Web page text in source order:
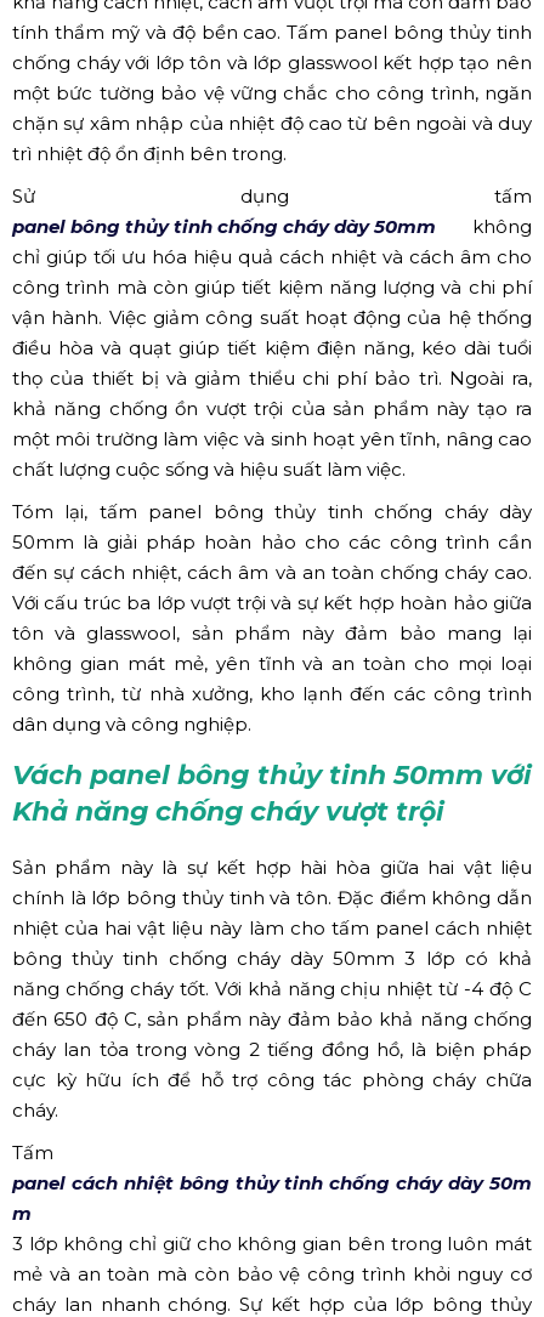
tính thẩm mỹ và độ bền cao. Tấm panel bông thủy tinh
chống cháy với lớp tôn và lớp glasswool kết hợp tạo nên
một bức tường bảo vệ vững chắc cho công trình, ngăn
chặn sự xâm nhập của nhiệt độ cao từ bên ngoài và duy
trì nhiệt độ ổn định bên trong.
Sử dụng tấm
panel bông thủy tinh chống cháy dày 50mm không
chỉ giúp tối ưu hóa hiệu quả cách nhiệt và cách âm cho
công trình mà còn giúp tiết kiệm năng lượng và chi phí
vận hành. Việc giảm công suất hoạt động của hệ thống
điều hòa và quạt giúp tiết kiệm điện năng, kéo dài tuổi
thọ của thiết bị và giảm thiểu chi phí bảo trì. Ngoài ra,
khả năng chống ồn vượt trội của sản phẩm này tạo ra
một môi trường làm việc và sinh hoạt yên tĩnh, nâng cao
chất lượng cuộc sống và hiệu suất làm việc.
Tóm lại, tấm panel bông thủy tinh chống cháy dày
50mm là giải pháp hoàn hảo cho các công trình cần
đến sự cách nhiệt, cách âm và an toàn chống cháy cao.
Với cấu trúc ba lớp vượt trội và sự kết hợp hoàn hảo giữa
tôn và glasswool, sản phẩm này đảm bảo mang lại
không gian mát mẻ, yên tĩnh và an toàn cho mọi loại
công trình, từ nhà xưởng, kho lạnh đến các công trình
dân dụng và công nghiệp.
Vách panel bông thủy tinh 50mm với
Khả năng chống cháy vượt trội
Sản phẩm này là sự kết hợp hài hòa giữa hai vật liệu
chính là lớp bông thủy tinh và tôn. Đặc điểm không dẫn
nhiệt của hai vật liệu này làm cho tấm panel cách nhiệt
bông thủy tinh chống cháy dày 50mm 3 lớp có khả
năng chống cháy tốt. Với khả năng chịu nhiệt từ -4 độ C
đến 650 độ C, sản phẩm này đảm bảo khả năng chống
cháy lan tỏa trong vòng 2 tiếng đồng hồ, là biện pháp
cực kỳ hữu ích để hỗ trợ công tác phòng cháy chữa
cháy.
Tấm
panel cách nhiệt bông thủy tinh chống cháy dày 50m
m
3 lớp không chỉ giữ cho không gian bên trong luôn mát
mẻ và an toàn mà còn bảo vệ công trình khỏi nguy cơ
cháy lan nhanh chóng. Sự kết hợp của lớp bông thủy